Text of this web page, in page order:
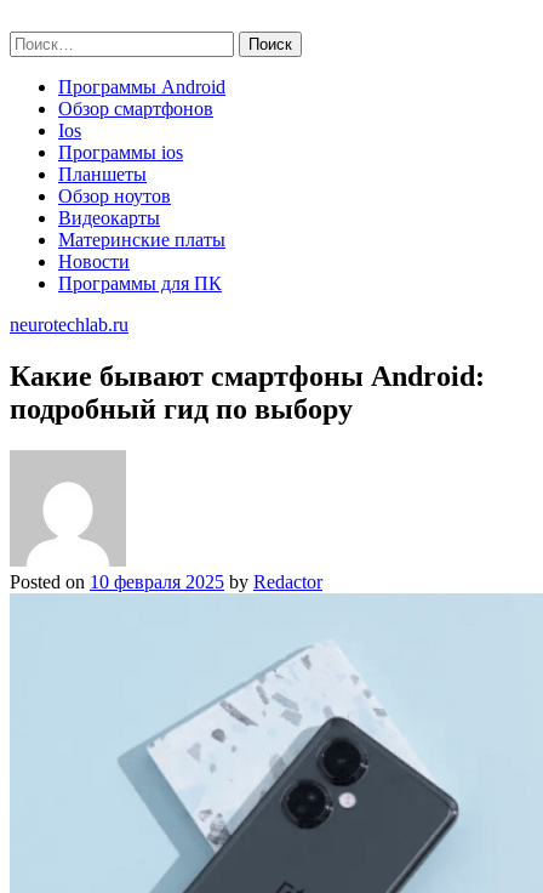
to
content
Найти:
Программы Android
Обзор смартфонов
Ios
Программы ios
Планшеты
Обзор ноутов
Видеокарты
Материнские платы
Новости
Программы для ПК
neurotechlab.ru
Какие бывают смартфоны Android:
подробный гид по выбору
Posted on 10 февраля 2025 by Redactor